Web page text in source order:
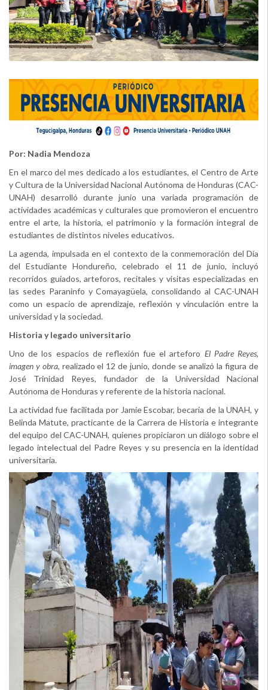
Por: Nadia Mendoza
En el marco del mes dedicado a los estudiantes, el Centro de Arte
y Cultura de la Universidad Nacional Autónoma de Honduras (CAC-
UNAH) desarrolló durante junio una variada programación de
actividades académicas y culturales que promovieron el encuentro
entre el arte, la historia, el patrimonio y la formación integral de
estudiantes de distintos niveles educativos.
La agenda, impulsada en el contexto de la conmemoración del Día
del Estudiante Hondureño, celebrado el 11 de junio, incluyó
recorridos guiados, arteforos, recitales y visitas especializadas en
las sedes Paraninfo y Comayagüela, consolidando al CAC-UNAH
como un espacio de aprendizaje, reflexión y vinculación entre la
universidad y la sociedad.
Historia y legado universitario
Uno de los espacios de reflexión fue el arteforo El Padre Reyes,
imagen y obra, realizado el 12 de junio, donde se analizó la figura de
José Trinidad Reyes, fundador de la Universidad Nacional
Autónoma de Honduras y referente de la historia nacional.
La actividad fue facilitada por Jamie Escobar, becaria de la UNAH, y
Belinda Matute, practicante de la Carrera de Historia e integrante
del equipo del CAC-UNAH, quienes propiciaron un diálogo sobre el
legado intelectual del Padre Reyes y su presencia en la identidad
universitaria.